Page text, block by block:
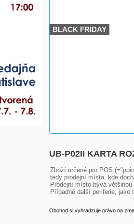
BLACK FRIDAY
UB-P02II KARTA
Zboží určené pro POS
tedy prodejní místa, kde
Prodejní místo bývá
Případně další periferie,
Obchod si vyhradzuje právo na